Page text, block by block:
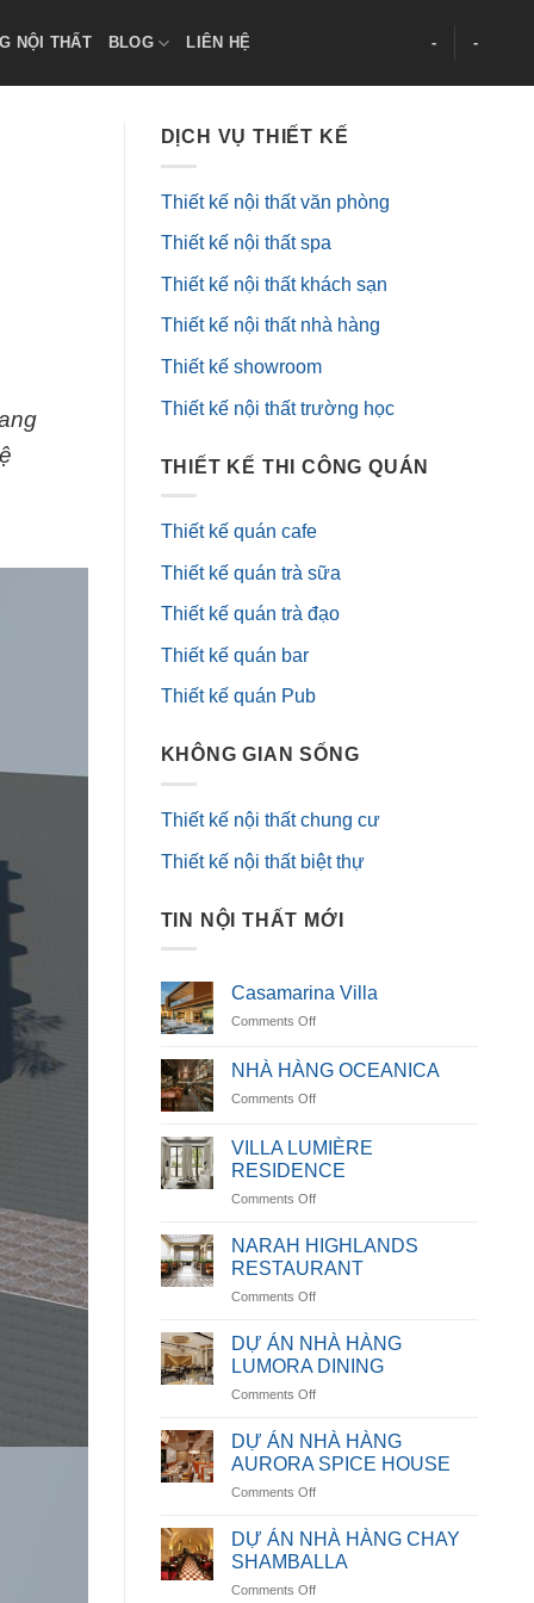
NỘI THẤT BLOG LIÊN HỆ - -
DỊCH VỤ THIẾT KẾ
Thiết kế nội thất văn phòng
Thiết kế nội thất spa
Thiết kế nội thất khách sạn
Thiết kế nội thất nhà hàng
Thiết kế showroom
Thiết kế nội thất trường học
THIẾT KẾ THI CÔNG QUÁN
Thiết kế quán cafe
Thiết kế quán trà sữa
Thiết kế quán trà đạo
Thiết kế quán bar
Thiết kế quán Pub
KHÔNG GIAN SỐNG
Thiết kế nội thất chung cư
Thiết kế nội thất biệt thự
TIN NỘI THẤT MỚI
Casamarina Villa
Comments Offon
Villa
NHÀ HÀNG OCEANICA
Comments Offon
HÀNG
OCEANICA
VILLA LUMIÈRE
RESIDENCE
Comments Offon
LUMIÈRE
RESIDENCE
NARAH HIGHLANDS
RESTAURANT
Comments Offon
HIGHLANDS
RESTAURANT
DỰ ÁN NHÀ HÀNG
LUMORA DINING
Comments Offon
ÁN
NHÀ
HÀNG
LUMORA
DỰ ÁN NHÀ HÀNG
AURORA SPICE HOUSE
Comments Offon
ÁN
NHÀ
HÀNG
AURORA
DỰ ÁN NHÀ HÀNG CHAY
SHAMBALLA
Comments Offon